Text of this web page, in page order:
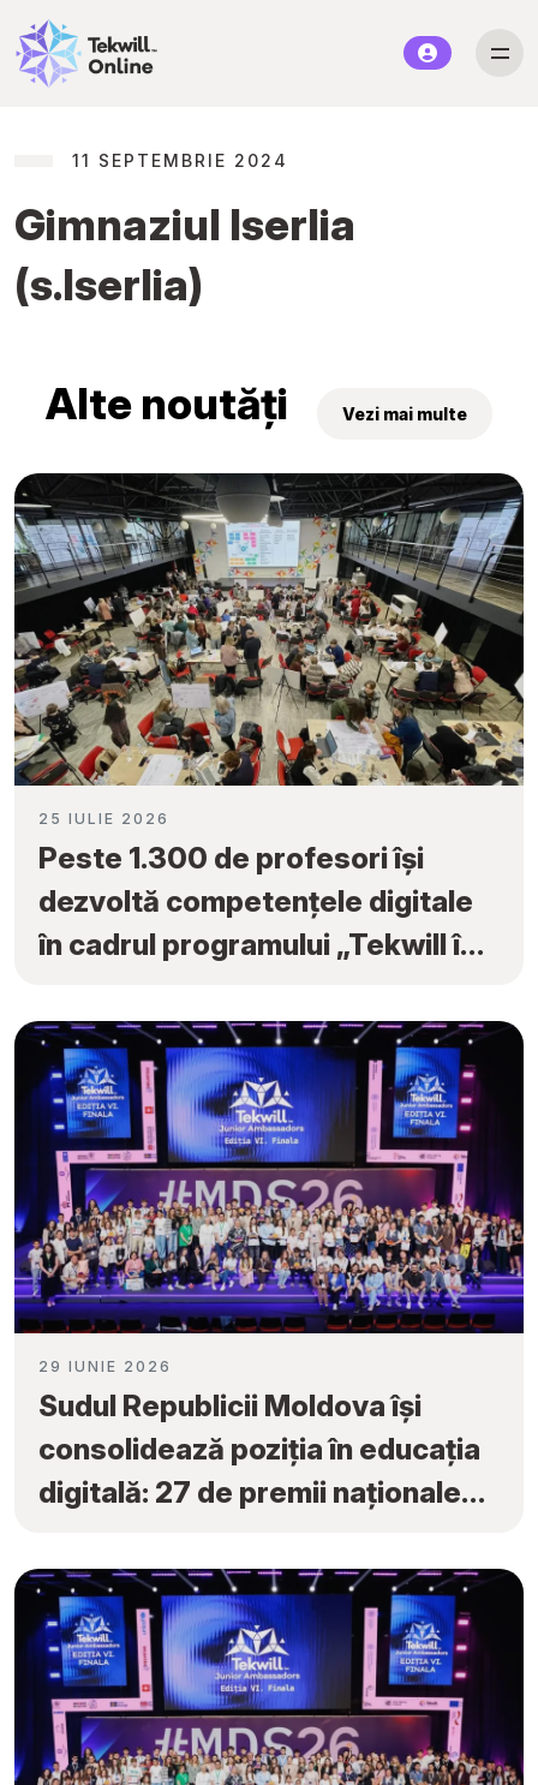
11 SEPTEMBRIE 2024
Gimnaziul Iserlia
(s.Iserlia)
Alte noutăți Vezi mai multe
25 IULIE 2026
Peste 1.300 de profesori își
dezvoltă competențele digitale
în cadrul programului „Tekwill în
29 IUNIE 2026
Sudul Republicii Moldova își
consolidează poziția în educația
digitală: 27 de premii naționale
Ambassadors”